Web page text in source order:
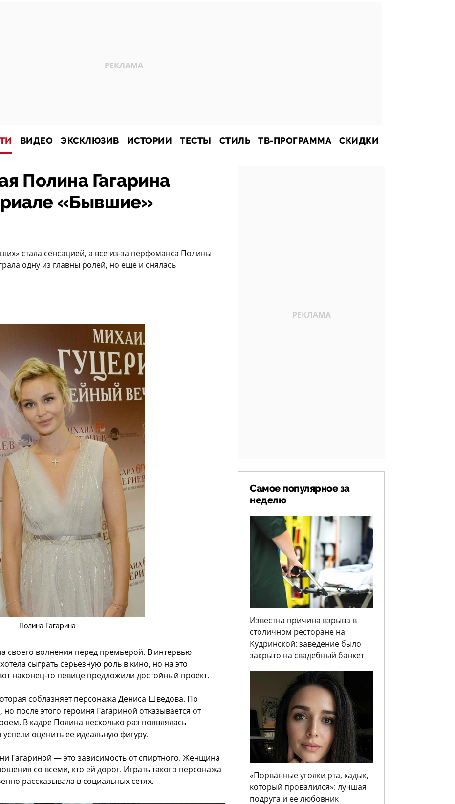
ВИДЕО ЭКСКЛЮЗИВ ИСТОРИИ ТЕСТЫ СТИЛЬ ТВ-ПРОГРАММА СКИДКИ
Полина Гагарина
«Бывшие»
стала сенсацией, а все из-за перфоманса Полины
одну из главны ролей, но еще и снялась
Полина Гагарина
своего волнения перед премьерой. В интервью
сыграть серьезную роль в кино, но на это
наконец-то певице предложили достойный проект.
соблазняет персонажа Дениса Шведова. По
после этого героиня Гагариной отказывается от
В кадре Полина несколько раз появлялась
оценить ее идеальную фигуру.
Гагариной — это зависимость от спиртного. Женщина
со всеми, кто ей дорог. Играть такого персонажа
рассказывала в социальных сетях.
Самое популярное за
неделю
Известна причина взрыва в
столичном ресторане на
Кудринской: заведение было
закрыто на свадебный банкет
«Порванные уголки рта, кадык,
который провалился»: лучшая
подруга и ее любовник